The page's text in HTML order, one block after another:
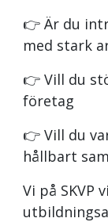
👉 Är du
med stark
👉 Vill du
företag
👉 Vill du
hållbart
Vi på SKVP